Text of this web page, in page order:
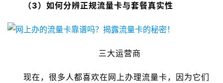
（3）如何分辨正规流量卡与套餐真实性
三大运营商
现在，很多人都喜欢在网上办理流量卡，因为它们